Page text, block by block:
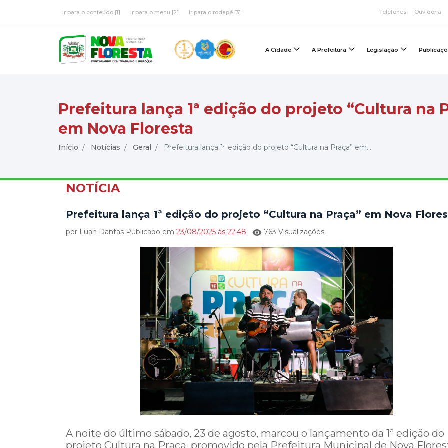
Ir para o conteúdo [1] Ir para o menu [2] Ir para o rodapé [3] Telefones Ouvidoria
A Cidade A Prefeitura Legislação
Prefeitura lança 1ª edição do projeto “Cultura na
em Nova Floresta
Início Notícias Geral Prefeitura lança 1ª edição do projeto “Cultura na Praça” em...
NOTÍCIA
Prefeitura lança 1ª edição do projeto “Cultura na Praça” em Nova
por Luan Dantas Publicado em 23/08/2025 às 22:48 763 Visualizações
A noite do último sábado, 23 de agosto, marcou o lançamento da 1ª edição do
projeto Cultura na Praça, promovido pela Prefeitura Municipal de Nova